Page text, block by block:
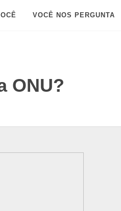
VOCÊ NOS PERGUNTA
ONU?